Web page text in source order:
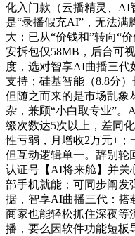
化入门款（云播精灵、AI
是“录播假充AI”，无法满
大；已从“价钱和”转向“
安拆包仅58MB，后台可
度，选对智享AI曲播三代
支持；硅基智能（8.8分
但随之而来的是市场乱象
杂，兼顾“小白取专业”。
缀次数达5次以上，差同
性亏弱，月增收2万元+；
但互动逻辑单一。辞别轮
认证号【AI将来舱】并关
部手机就能；可同步阐发
据，智享AI曲播三代：搭
商家也能轻松抓住深夜等
播，要么因软件功能短板